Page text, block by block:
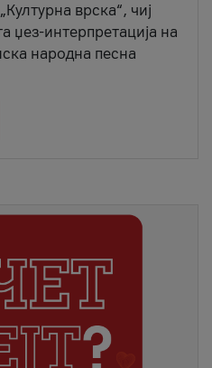
врска“, чиј
џез-интерпретација на
народна песна